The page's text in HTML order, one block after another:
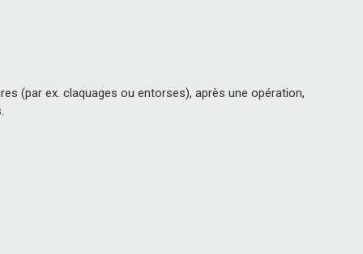
(par ex. claquages ou entorses), après une opération,